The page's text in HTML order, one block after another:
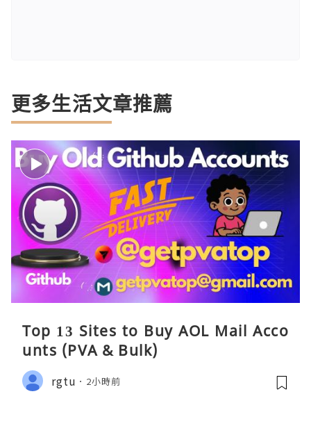
更多生活文章推薦
Top 13 Sites to Buy AOL Mail Acco
unts (PVA & Bulk)
rgtu 2小時前